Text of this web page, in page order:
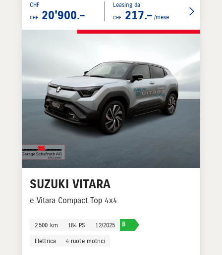
CHF
CHF 20'900.–
Leasing da
CHF 217.– /mese
SUZUKI VITARA
e Vitara Compact Top 4x4
2 500 km 184 PS 12/2025 B
Elettrica 4 ruote motrici